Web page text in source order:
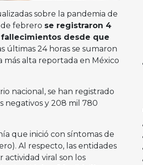
sobre la pandemia de
de febrero se registraron 4
desde que
últimas 24 horas se sumaron
más alta reportada en México
nacional, se han registrado
negativos y 208 mil 780
que inició con síntomas de
Al respecto, las entidades
actividad viral son los